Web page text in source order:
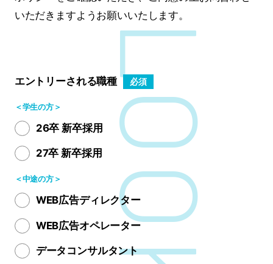
いただきますようお願いいたします。
エントリーされる職種 必須
＜学生の方＞
26卒 新卒採用
27卒 新卒採用
＜中途の方＞
WEB広告ディレクター
WEB広告オペレーター
データコンサルタント